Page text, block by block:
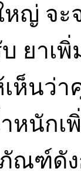
ญ่ จะ
ยาเ
ห็นว่า
หนัก
ณฑ์ดั